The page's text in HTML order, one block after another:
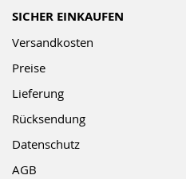
SICHER EINKAUFEN
Versandkosten
Preise
Lieferung
Rücksendung
Datenschutz
AGB